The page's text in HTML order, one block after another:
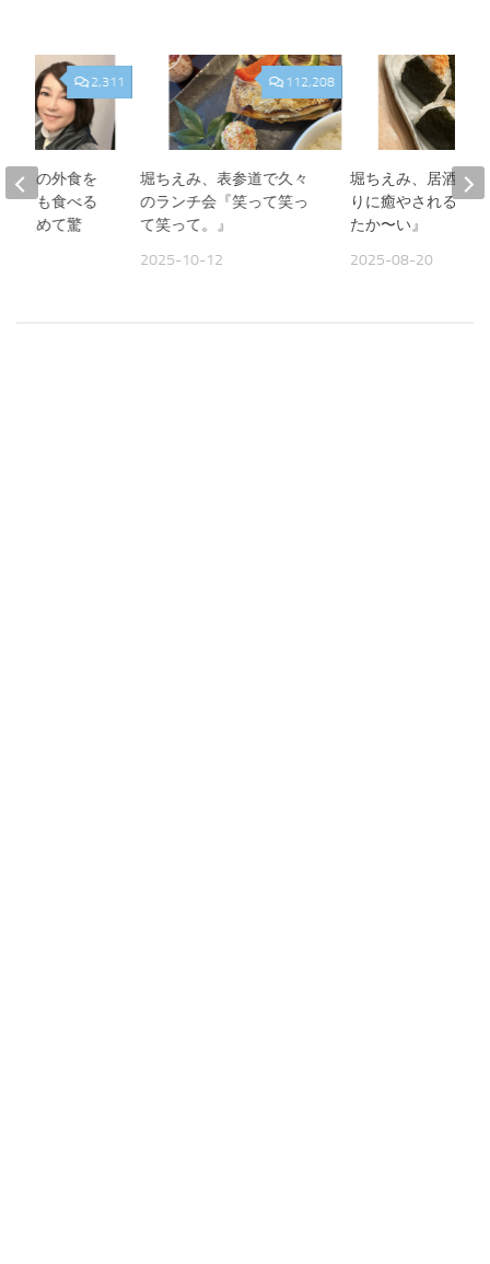
112,208
堀ちえみ、表参道で久々
のランチ会『笑って笑っ
て笑って。』
2025-10-12
堀ちえみ、居酒屋
りに癒やされる夜
たか〜い』
2025-08-20
2,311
夫との外食を
よりも食べる
て改めて驚